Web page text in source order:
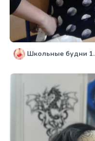
Школьные будни 1.